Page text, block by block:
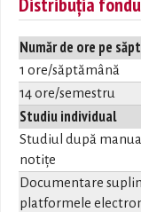
Număr de ore pe
1 ore/săptămână
14 ore/semestru
Studiu individual
Studiul după
notițe
Documentare
platformele